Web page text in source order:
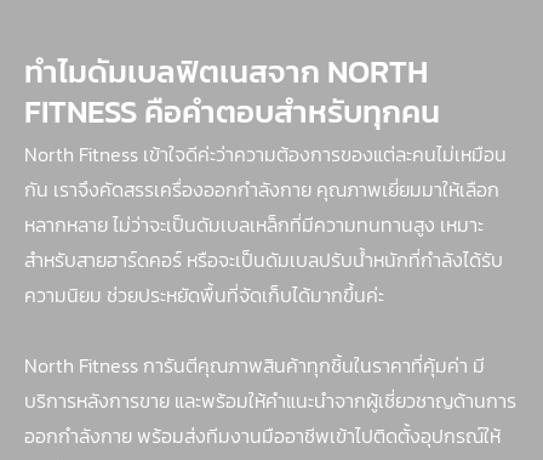
ทำไมดัมเบลฟิตเนสจาก NORTH
FITNESS คือคำตอบสำหรับทุกคน
North Fitness เข้าใจดีค่ะว่าความต้องการของแต่ละคนไม่เหมือน
กัน เราจึงคัดสรรเครื่องออกกำลังกาย คุณภาพเยี่ยมมาให้เลือก
หลากหลาย ไม่ว่าจะเป็นดัมเบลเหล็กที่มีความทนทานสูง เหมาะ
สำหรับสายฮาร์ดคอร์ หรือจะเป็นดัมเบลปรับน้ําหนักที่กำลังได้รับ
ความนิยม ช่วยประหยัดพื้นที่จัดเก็บได้มากขึ้นค่ะ
North Fitness การันตีคุณภาพสินค้าทุกชิ้นในราคาที่คุ้มค่า มี
บริการหลังการขาย และพร้อมให้คำแนะนำจากผู้เชี่ยวชาญด้านการ
ออกกำลังกาย พร้อมส่งทีมงานมืออาชีพเข้าไปติดตั้งอุปกรณ์ให้